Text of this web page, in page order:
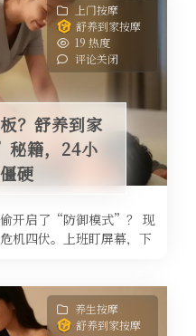
上门按摩
舒养到家按摩
19 热度
评论关闭
？舒养到家
籍，24小
硬
开启了“防御模式”？ 现
机四伏。上班盯屏幕，下
养生按摩
舒养到家按摩